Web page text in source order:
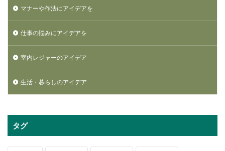
マナーや作法にアイデアを
仕事の悩みにアイデアを
室内レジャーのアイデア
生活・暮らしのアイデア
タグ